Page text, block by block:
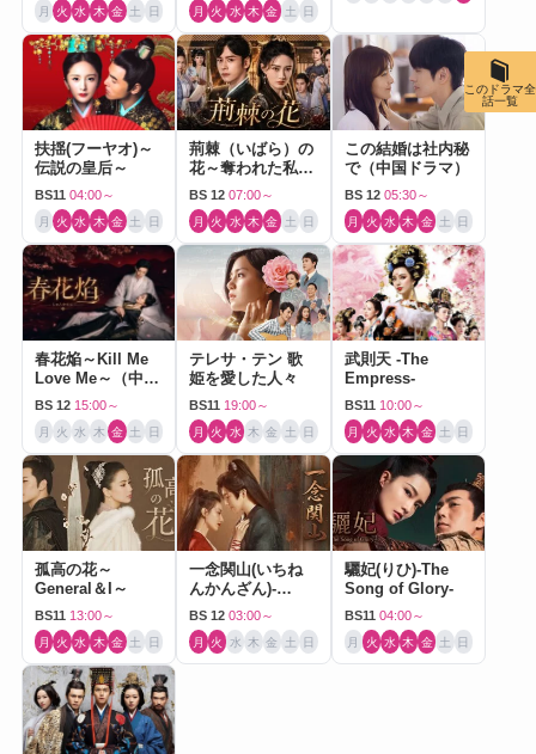
月 火 水 木 金 土 日 月 火 水 木 金 土 日
扶揺(フーヤオ)～
伝説の皇后～
BS11 04:00～
月 火 水 木 金 土 日
荊棘（いばら）の
花～奪われた私～
（中国ドラマ）
BS 12 07:00～
月 火 水 木 金 土 日
この結婚は社内秘
で（中国ドラマ）
BS 12 05:30～
月 火 水 木 金 土 日
春花焔～Kill Me
Love Me～（中国
ドラマ）
BS 12 15:00～
月 火 水 木 金 土 日
テレサ・テン 歌
姫を愛した人々
BS11 19:00～
月 火 水 木 金 土 日
武則天 -The
Empress-
BS11 10:00～
月 火 水 木 金 土 日
孤高の花～
General＆I～
BS11 13:00～
月 火 水 木 金 土 日
一念関山(いちね
んかんざん)-
Journey to Love-
BS 12 03:00～
月 火 水 木 金 土 日
驪妃(りひ)-The
Song of Glory-
BS11 04:00～
月 火 水 木 金 土 日
このドラマ全
話一覧